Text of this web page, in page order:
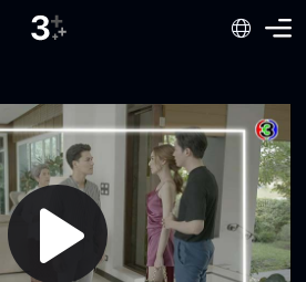
Play
Behind The Scene ชายแพศยา EP.9
Behind The Scene ชายแพศยา EP.8